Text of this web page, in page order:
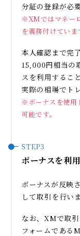
分証の登録が必
※XMではマネー
を義務付けていま
本人確認まで完
15,000円相当の
スを利用するこ
実際の相場でト
※ボーナスを使用
可能です。
ボーナスを利
ボーナスが反映
して取引を行いま
なお、XMで取
フォームである